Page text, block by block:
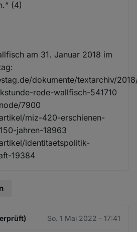
(4)
am 31. Januar 2018 im
dokumente/textarchiv/
rede-wallfisch-541710
7900
miz-420-erschienen-
jahren-18963
identitaetspolitik-
19384
So. 1 Mai 2022 - 17:41